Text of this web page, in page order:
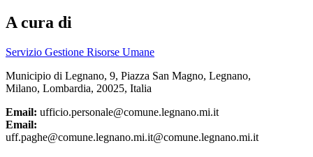
A cura di
Servizio Gestione Risorse Umane
Municipio di Legnano, 9, Piazza San Magno, Legnano,
Milano, Lombardia, 20025, Italia
Email: ufficio.personale@comune.legnano.mi.it
Email:
uff.paghe@comune.legnano.mi.it@comune.legnano.mi.it